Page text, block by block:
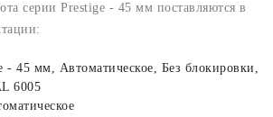
серии Prestige - 45 мм поставляются в
- 45 мм, Автоматическое, Без блокировки,
6005